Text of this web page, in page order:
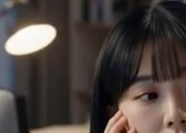
리
핑